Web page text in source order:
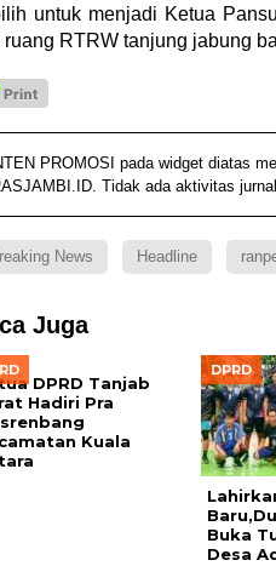
untuk menjadi Ketua
ruang RTRW tanjung jabung
PROMOSI pada widget diatas
Tidak ada aktivitas
News Headline
Juga
DPRD Tanjab
Hadiri Pra
Kuala
DPRD
Buka
Desa